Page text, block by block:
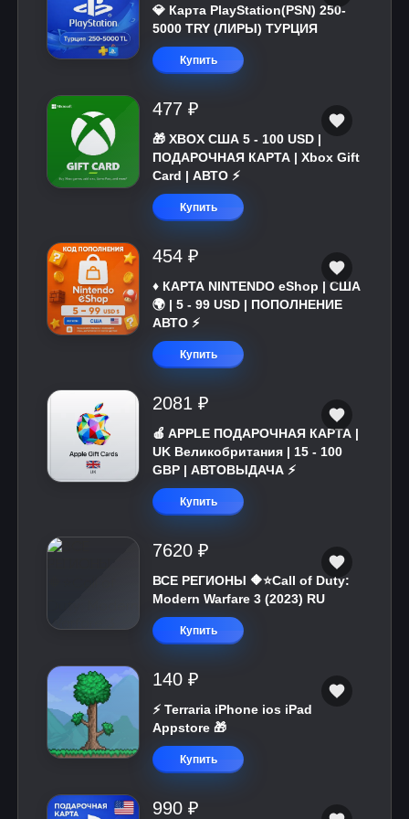
💎 Карта PlayStation(PSN) 250-
5000 TRY (ЛИРЫ) ТУРЦИЯ
Купить
477 ₽
🎁 XBOX США 5 - 100 USD |
ПОДАРОЧНАЯ КАРТА | Xbox Gift
Card | АВТО ⚡
Купить
454 ₽
♦️ КАРТА NINTENDO eShop | США
🌍 | 5 - 99 USD | ПОПОЛНЕНИЕ
АВТО ⚡
Купить
2081 ₽
🍎 APPLE ПОДАРОЧНАЯ КАРТА |
UK Великобритания | 15 - 100
GBP | АВТОВЫДАЧА ⚡️
Купить
7620 ₽
ВСЕ РЕГИОНЫ 🔶⭐Call of Duty:
Modern Warfare 3 (2023) RU
Купить
140 ₽
⚡️ Terraria iPhone ios iPad
Appstore 🎁
Купить
990 ₽